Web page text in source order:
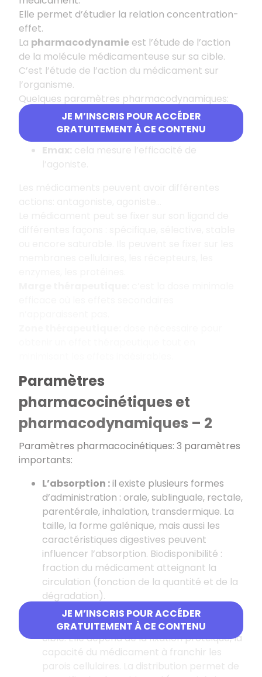
JE M’INSCRIS POUR ACCÉDER
GRATUITEMENT À CE CONTENU
Elle permet d’étudier la relation concentration-
effet.
La pharmacodynamie est l’étude de l’action
de la molécule médicamenteuse sur sa cible.
C’est l’étude de l’action du médicament sur
l’organisme.
Quelques paramètres pharmacodynamiques:
CE50:cela mesure la puissance de
l’agoniste.
Emax: cela mesure l’efficacité de
l’agoniste.
JE M’INSCRIS POUR ACCÉDER
GRATUITEMENT À CE CONTENU
Paramètres
pharmacocinétiques et
pharmacodynamiques – 2
Paramètres pharmacocinétiques: 3 paramètres
importants:
L’absorption :il existe plusieurs formes
d’administration : orale, sublinguale, rectale,
parentérale, inhalation, transdermique. La
taille, la forme galénique, mais aussi les
caractéristiques digestives peuvent
influencer l’absorption. Biodisponibilité :
fraction du médicament atteignant la
circulation (fonction de la quantité et de la
dégradation).
Larépartition :c’est la répartitiondu
médicament dans le sang au niveau de sa
cible. Elle dépend de la fixation protéique, la
capacité du médicament à franchir les
parois cellulaires. La distribution permet de